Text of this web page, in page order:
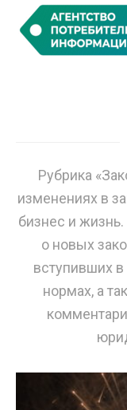
Рубрика
изменениях в
бизнес и
о новых
вступивших
нормах, а